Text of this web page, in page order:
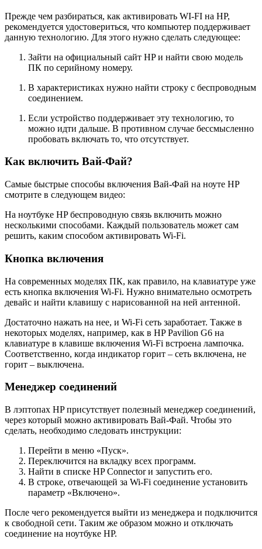
Прежде чем разбираться, как активировать WI-FI на HP,
рекомендуется удостовериться, что компьютер поддерживает
данную технологию. Для этого нужно сделать следующее:
Зайти на официальный сайт HP и найти свою модель
ПК по серийному номеру.
В характеристиках нужно найти строку с беспроводным
соединением.
Если устройство поддерживает эту технологию, то
можно идти дальше. В противном случае бессмысленно
пробовать включать то, что отсутствует.
Как включить Вай-Фай?
Самые быстрые способы включения Вай-Фай на ноуте HP
смотрите в следующем видео:
На ноутбуке HP беспроводную связь включить можно
несколькими способами. Каждый пользователь может сам
решить, каким способом активировать Wi-Fi.
Кнопка включения
На современных моделях ПК, как правило, на клавиатуре уже
есть кнопка включения Wi-Fi. Нужно внимательно осмотреть
девайс и найти клавишу с нарисованной на ней антенной.
Достаточно нажать на нее, и Wi-Fi сеть заработает. Также в
некоторых моделях, например, как в HP Pavilion G6 на
клавиатуре в клавише включения Wi-Fi встроена лампочка.
Соответственно, когда индикатор горит – сеть включена, не
горит – выключена.
Менеджер соединений
В лэптопах HP присутствует полезный менеджер соединений,
через который можно активировать Вай-Фай. Чтобы это
сделать, необходимо следовать инструкции:
Перейти в меню «Пуск».
Переключится на вкладку всех программ.
Найти в списке HP Connector и запустить его.
В строке, отвечающей за Wi-Fi соединение установить
параметр «Включено».
После чего рекомендуется выйти из менеджера и подключится
к свободной сети. Таким же образом можно и отключать
соединение на ноутбуке HP.